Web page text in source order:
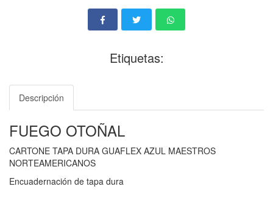
Etiquetas:
Descripción
FUEGO OTOÑAL
CARTONE TAPA DURA GUAFLEX AZUL MAESTROS
NORTEAMERICANOS
Encuadernación de tapa dura